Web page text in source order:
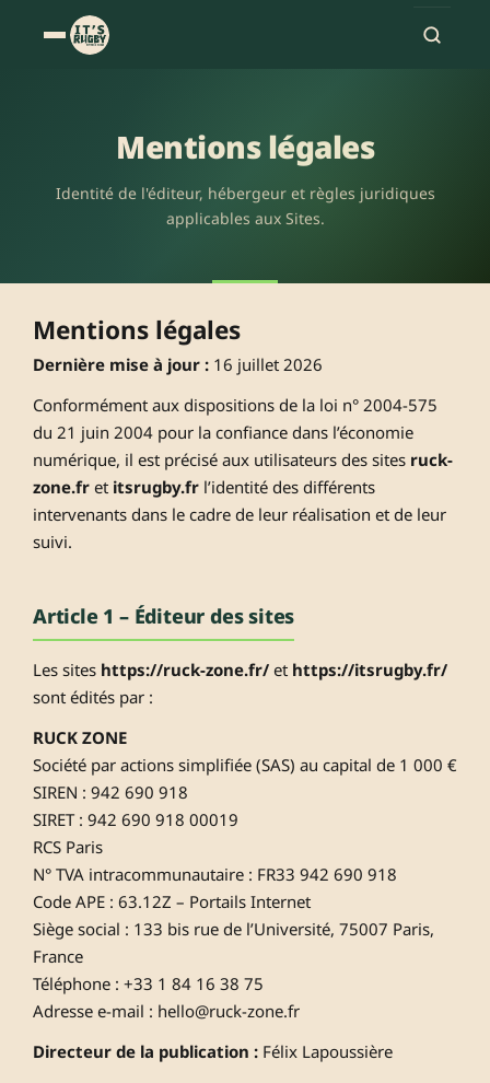
Mentions légales
Identité de l'éditeur, hébergeur et règles juridiques
applicables aux Sites.
Mentions légales
Dernière mise à jour : 16 juillet 2026
Conformément aux dispositions de la loi n° 2004-575
du 21 juin 2004 pour la confiance dans l’économie
numérique, il est précisé aux utilisateurs des sites ruck-
zone.fr et itsrugby.fr l’identité des différents
intervenants dans le cadre de leur réalisation et de leur
suivi.
Article 1 – Éditeur des sites
Les sites https://ruck-zone.fr/ et https://itsrugby.fr/
sont édités par :
RUCK ZONE
Société par actions simplifiée (SAS) au capital de 1 000 €
SIREN : 942 690 918
SIRET : 942 690 918 00019
RCS Paris
N° TVA intracommunautaire : FR33 942 690 918
Code APE : 63.12Z – Portails Internet
Siège social : 133 bis rue de l’Université, 75007 Paris,
France
Téléphone : +33 1 84 16 38 75
Adresse e-mail : hello@ruck-zone.fr
Directeur de la publication : Félix Lapoussière